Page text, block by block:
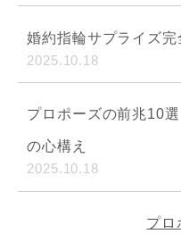
婚約指輪サプライズ
2025.10.18
プロポーズの前兆10
の心構え
2025.10.18
プロ